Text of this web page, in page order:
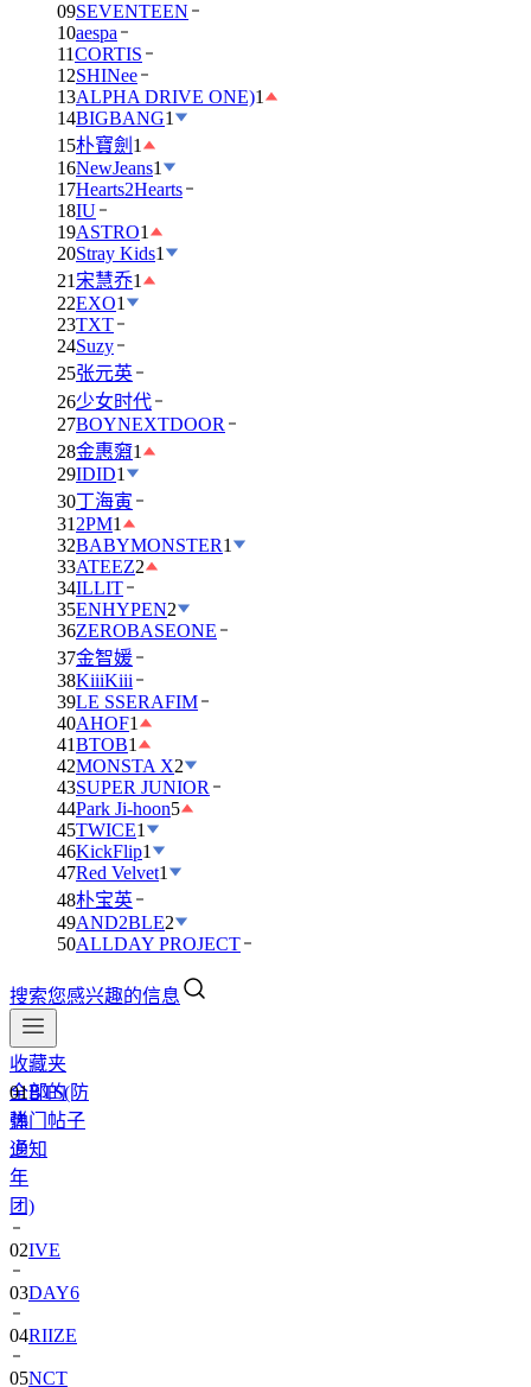
09SEVENTEEN
10aespa
11CORTIS
12SHINee
13ALPHA DRIVE ONE)1
14BIGBANG1
15朴寶劍 1
16NewJeans1
17Hearts2Hearts
18IU
19ASTRO1
20Stray Kids1
21 宋慧乔1
22EXO1
23TXT
24Suzy
25张元英
26少女时代
27BOYNEXTDOOR
28金惠奫1
29IDID1
30丁海寅
31 2PM1
32BABYMONSTER1
33ATEEZ2
34ILLIT
35ENHYPEN2
36ZEROBASEONE
37金智媛
38KiiiKiii
39LE SSERAFIM
40AHOF1
41BTOB1
42MONSTA X2
43SUPER JUNIOR
44Park Ji-hoon5
45TWICE1
46KickFlip1
47Red Velvet1
48朴宝英
49AND2BLE2
50ALLDAY PROJECT
搜索您感兴趣的信息
收藏夹
全部的
热门帖子
通知
01BTS(防
弹
少
年
团)
02IVE
03DAY6
04RIIZE
05NCT